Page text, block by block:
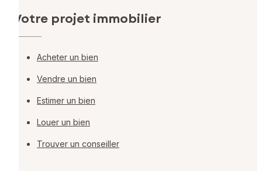
Votre projet immobilier
Acheter un bien
Vendre un bien
Estimer un bien
Louer un bien
Trouver un conseiller